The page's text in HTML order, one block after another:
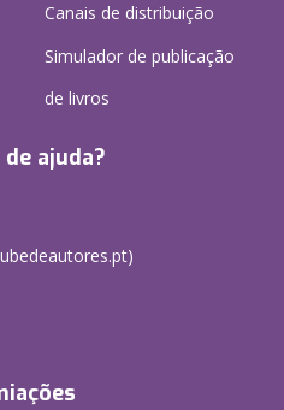
Canais de distribuição
Simulador de publicação
de livros
ajuda?
)